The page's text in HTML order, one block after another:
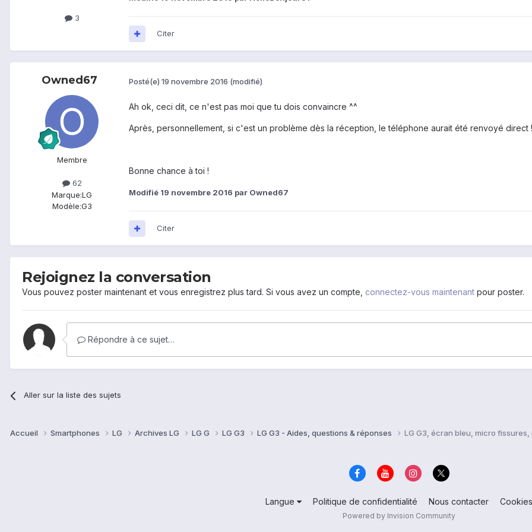
3
Citer
Owned67
Membre
62
Marque:LG
Modèle:G3
Posté(e) 19 novembre 2016 (modifié)
Ah ok, ceci dit, ce n'est pas moi que tu dois convaincre ^^
Après, personnellement, si c'est un problème dès la réception, le téléphone aurait été renvoyé direct !
Bonne chance à toi !
Modifié 19 novembre 2016 par Owned67
Citer
Rejoignez la conversation
Vous pouvez poster maintenant et vous enregistrez plus tard. Si vous avez un compte, connectez-vous maintenant pour poster.
Répondre à ce sujet…
Aller sur la liste des sujets
Accueil Smartphones LG Archives LG LG G LG G3 LG G3 - Aides, questions & réponses LG G3, écran bleu, micro
Langue Politique de confidentialité Nous contacter Cookies
Powered by Invision Community